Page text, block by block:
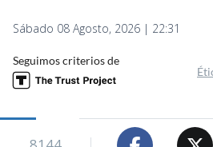
Sábado 08 Agosto, 2026 | 22:31
Seguimos criterios de